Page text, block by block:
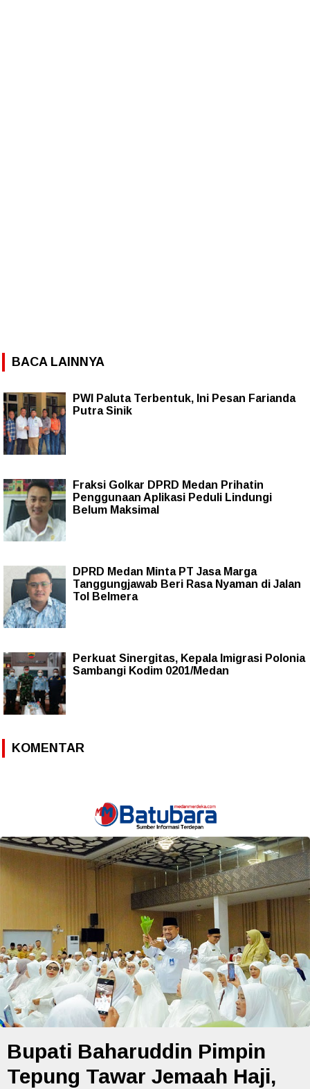
BACA LAINNYA
PWI Paluta Terbentuk, Ini Pesan Farianda
Putra Sinik
Fraksi Golkar DPRD Medan Prihatin
Penggunaan Aplikasi Peduli Lindungi
Belum Maksimal
DPRD Medan Minta PT Jasa Marga
Tanggungjawab Beri Rasa Nyaman di Jalan
Tol Belmera
Perkuat Sinergitas, Kepala Imigrasi Polonia
Sambangi Kodim 0201/Medan
KOMENTAR
Bupati Baharuddin Pimpin
Tepung Tawar Jemaah Haji,